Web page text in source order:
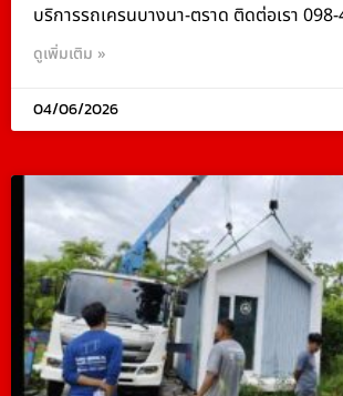
บริการรถเครนบางนา-ตราด ติดต่อเรา
ดูเพิ่มเติม »
04/06/2026